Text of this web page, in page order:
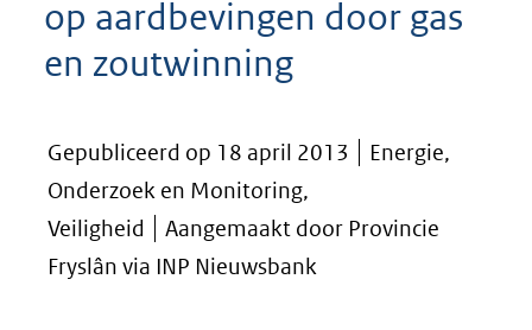
op aardbevingen door gas
en zoutwinning
Gepubliceerd op 18 april 2013
Energie,
Onderzoek en Monitoring,
Veiligheid
Aangemaakt door Provincie
Fryslân via INP Nieuwsbank